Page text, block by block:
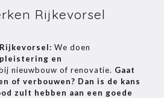
Rijkevorsel
We doen
en
nieuwbouw of renovatie. Gaat
of verbouwen? Dan is de kans
zult hebben aan een goede